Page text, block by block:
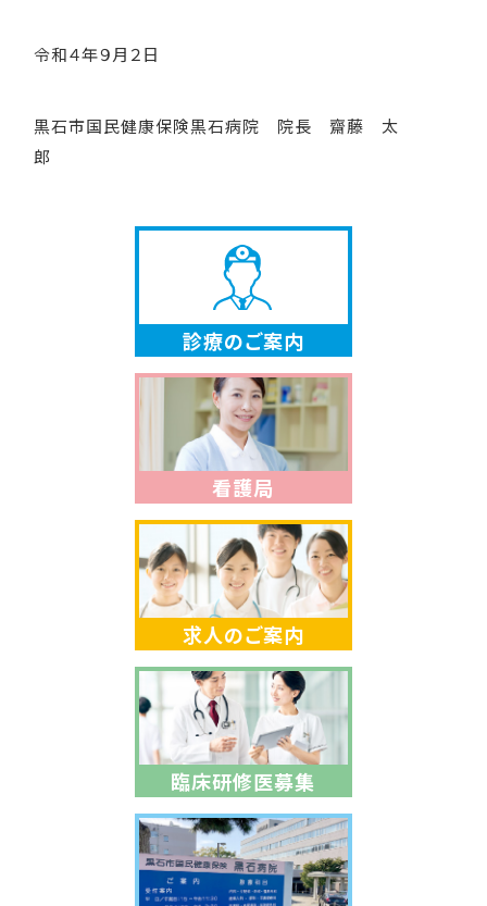
令和４年９月２日
黒石市国民健康保険黒石病院 院長 齋藤 太
郎
診療のご案内
看護局
求人のご案内
臨床研修医募集